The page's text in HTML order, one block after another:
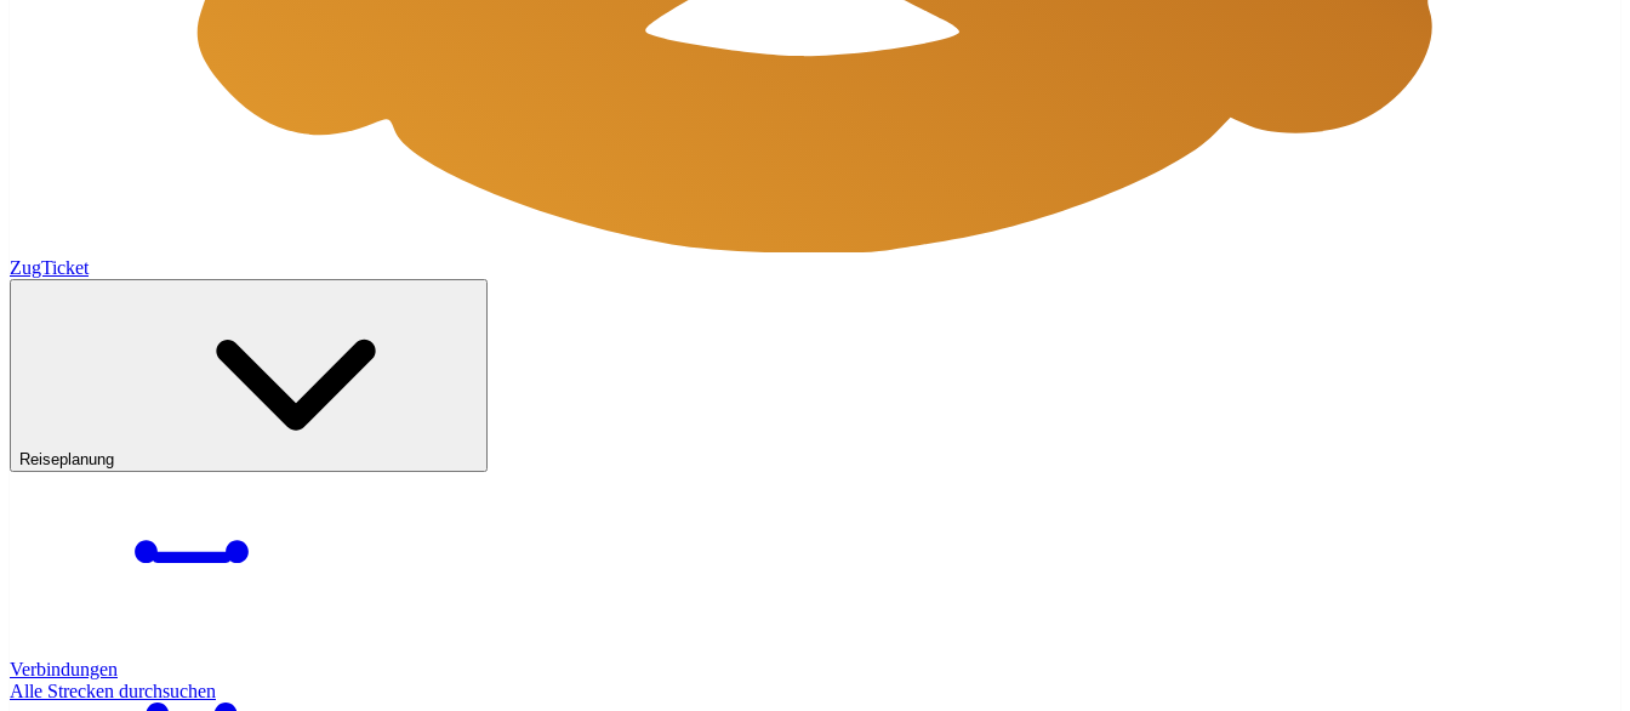
ZugTicket
Reiseplanung
Verbindungen
Alle Strecken durchsuchen